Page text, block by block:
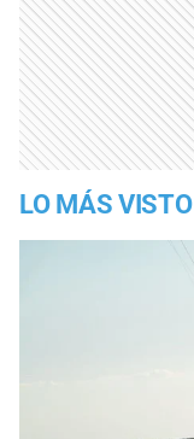
LO MÁS VISTO